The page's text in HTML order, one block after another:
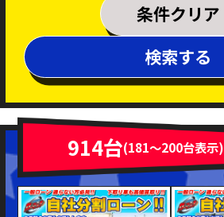
排気量
年式 ～
新着車両
条件クリア
検索する
914台(181～200台表示)